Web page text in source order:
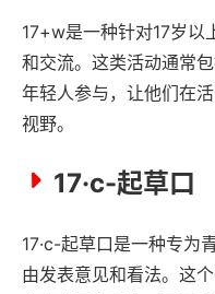
17+w是一种针对17岁以
和交流。这类活动通常
年轻人参与，让他们在
视野。
17·c-起草口
17·c-起草口是一种专为
由发表意见和看法。这